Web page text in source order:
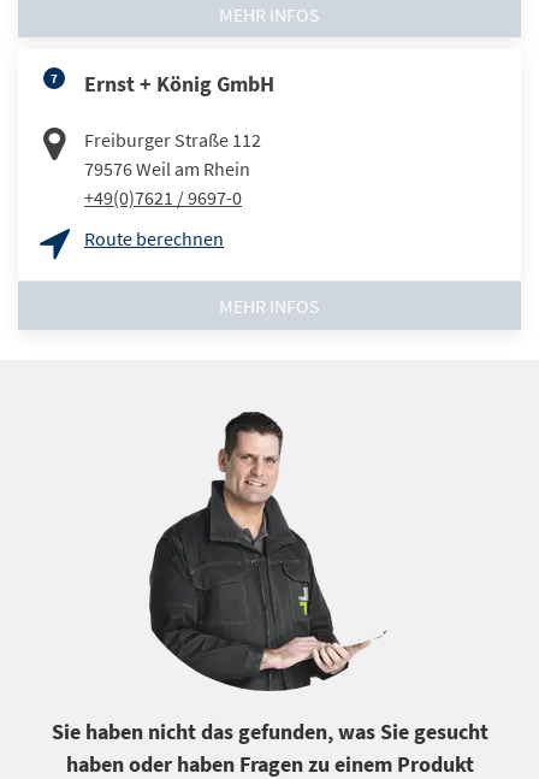
MEHR INFOS
7 Ernst + König GmbH
Freiburger Straße 112
79576Weil am Rhein
+49(0)7621 / 9697-0
Route berechnen
MEHR INFOS
Sie haben nicht das gefunden, was Sie gesucht
haben oder haben Fragen zu einem Produkt